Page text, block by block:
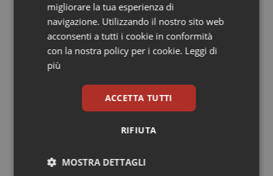
Puglia
Sardegna
Malattie rare
Malattia di Crohn & Rettocolite Ulcerosa
Neuroscienze & patologie neurodegenerative
Leadership Infermieristica 2026: nuovi
modelli di responsabilità e autonomia
clinici ad alte prestazioni
uso protetto
migliorare la tua esperienza di
navigazione. Utilizzando il nostro sito web
acconsenti a tutti i cookie in conformità
con la nostra policy per i cookie. Leggi di
più
ACCETTA TUTTI
RIFIUTA
MOSTRA DETTAGLI